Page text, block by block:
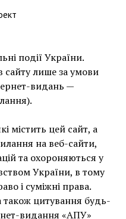
події України.
сайту лише за умови
видань —
містить цей сайт, а
на веб-сайти,
та охороняються у
України, в тому
і суміжні права.
цитування будь-
видання «АПУ»